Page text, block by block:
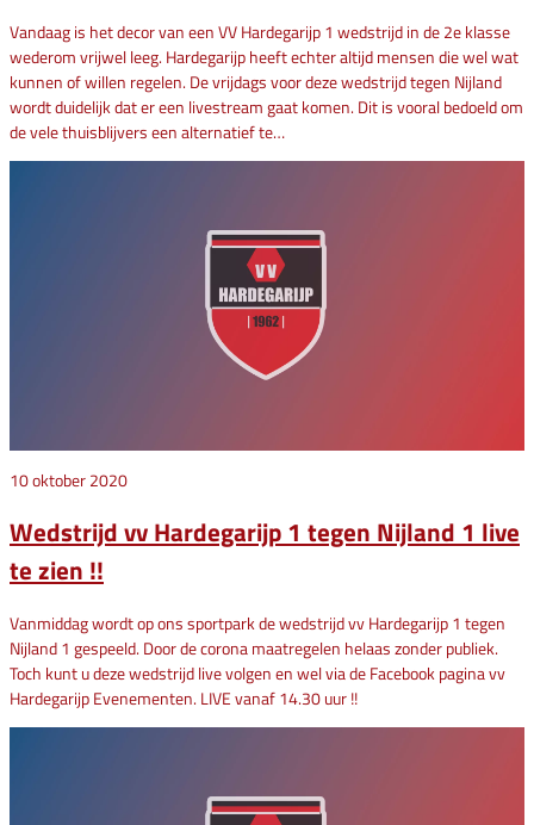
Vandaag is het decor van een VV Hardegarijp 1 wedstrijd in de 2e klasse
wederom vrijwel leeg. Hardegarijp heeft echter altijd mensen die wel wat
kunnen of willen regelen. De vrijdags voor deze wedstrijd tegen Nijland
wordt duidelijk dat er een livestream gaat komen. Dit is vooral bedoeld om
de vele thuisblijvers een alternatief te…
10 oktober 2020
Wedstrijd vv Hardegarijp 1 tegen Nijland 1 live
te zien !!
Vanmiddag wordt op ons sportpark de wedstrijd vv Hardegarijp 1 tegen
Nijland 1 gespeeld. Door de corona maatregelen helaas zonder publiek.
Toch kunt u deze wedstrijd live volgen en wel via de Facebook pagina vv
Hardegarijp Evenementen. LIVE vanaf 14.30 uur !!